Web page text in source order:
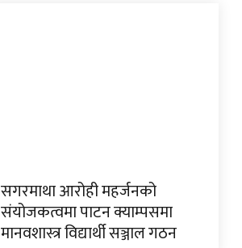
सगरमाथा आरोही महर्जनको
संयोजकत्वमा पाटन क्याम्पसमा
मानवशास्त्र विद्यार्थी सञ्जाल गठन